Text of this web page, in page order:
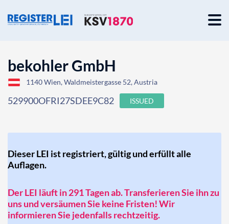
bekohler GmbH
1140 Wien, Waldmeistergasse 52, Austria
529900OFRI27SDEE9C82 ISSUED
Dieser LEI ist registriert, gültig und erfüllt alle
Auflagen.
Der LEI läuft in 291 Tagen ab. Transferieren Sie ihn zu
uns und versäumen Sie keine Fristen! Wir
informieren Sie jedenfalls rechtzeitig.